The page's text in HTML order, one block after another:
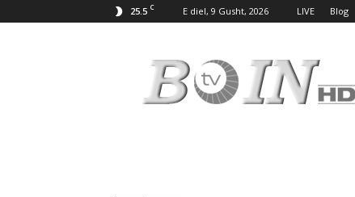
25.5 C E diel, 9 Gusht, 2026 LIVE Blog
Boin